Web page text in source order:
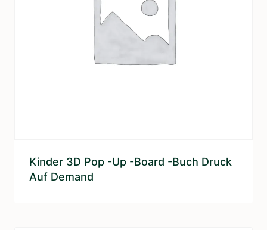
Kinder 3D Pop -up -Board -Buch Druck
Auf Demand